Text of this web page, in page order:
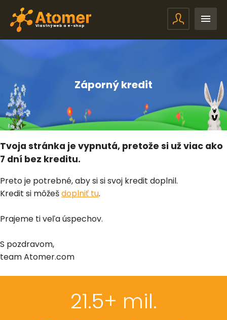
Vlastný web a e-shop
Záporný kredit
Tvoja stránka je vypnutá, pretože si už viac ako
7 dní bez kreditu.
Preto je potrebné, aby si si svoj kredit doplnil.
Kredit si môžešdoplniť tu.
Prajeme ti veľa úspechov.
S pozdravom,
team Atomer.com
21.5+ mil.